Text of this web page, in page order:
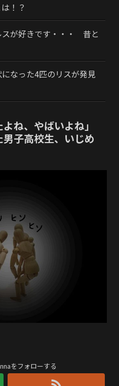
！？
スが好きです・・・ 昔と
なった4匹のリスが発見
ね、やばいよね」
子高校生、いじめ
をフォローする